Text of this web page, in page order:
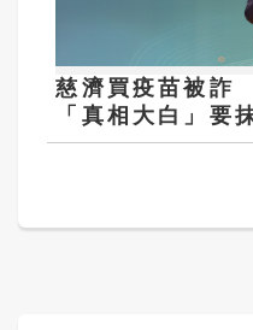
慈濟買疫苗被詐
「真相大白」要
歉 藍白反擊了